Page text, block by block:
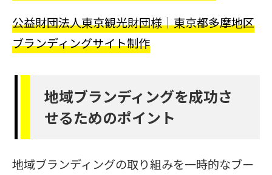
公益財団法人東京観光財団様｜東京都多摩地区
ブランディングサイト制作
地域ブランディングを成功さ
せるためのポイント
地域ブランディングの取り組みを一時的なブー